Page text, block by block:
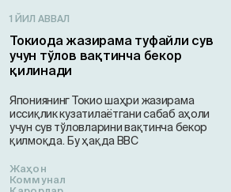
1 ЙИЛ АВВАЛ
Токиода жазирама туфайли сув
учун тўлов вақтинча бекор
қилинади
Япониянинг Токио шаҳри жазирама
иссиқлик кузатилаётгани сабаб аҳоли
учун сув тўловларини вақтинча бекор
қилмоқда. Бу ҳақда BBC
Жаҳон
Коммунал